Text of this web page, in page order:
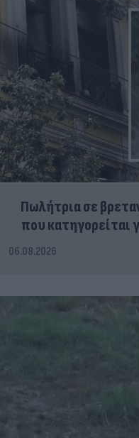
Πωλήτρια σε
που κατηγορείται
06.08.2026